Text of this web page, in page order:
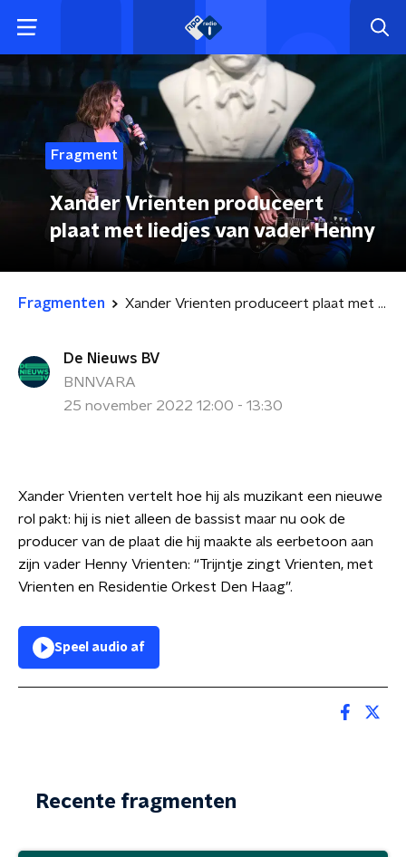
Fragment
Xander Vrienten produceert
plaat met liedjes van vader Henny
Fragmenten Xander Vrienten produceert plaat met liedjes van vader Henny
De Nieuws BV
BNNVARA
25 november 2022 12:00 - 13:30
Xander Vrienten vertelt hoe hij als muzikant een nieuwe
rol pakt: hij is niet alleen de bassist maar nu ook de
producer van de plaat die hij maakte als eerbetoon aan
zijn vader Henny Vrienten: “Trijntje zingt Vrienten, met
Vrienten en Residentie Orkest Den Haag”.
Speel audio af
Recente fragmenten